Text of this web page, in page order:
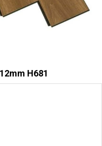
H681